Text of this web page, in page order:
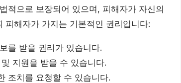
적으로 보장되어 있으며, 피해자가 자신의
해자가 가지는 기본적인 권리입니다:
를 받을 권리가 있습니다.
지원을 받을 수 있습니다.
조치를 요청할 수 있습니다.